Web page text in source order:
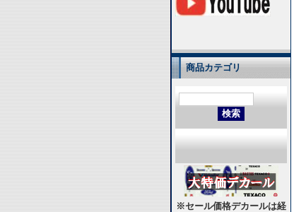
商品カテゴリ
※セール価格デカールは経